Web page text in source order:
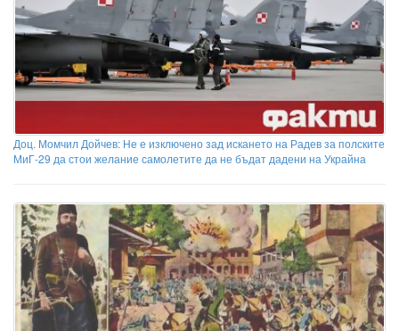
Доц. Момчил Дойчев: Не е изключено зад искането на Радев за полските
МиГ-29 да стои желание самолетите да не бъдат дадени на Украйна